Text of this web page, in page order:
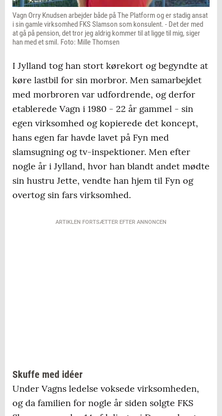
Vagn Orry Knudsen arbejder både på The Platform og er stadig ansat
i sin gamle virksomhed FKS Slamson som konsulent. - Det der med
at gå på pension, det tror jeg aldrig kommer til at ligge til mig, siger
han med et smil. Foto: Mille Thomsen
I Jylland tog han stort kørekort og begyndte at
køre lastbil for sin morbror. Men samarbejdet
med morbroren var udfordrende, og derfor
etablerede Vagn i 1980 - 22 år gammel - sin
egen virksomhed og kopierede det koncept,
hans egen far havde lavet på Fyn med
slamsugning og tv-inspektioner. Men efter
nogle år i Jylland, hvor han blandt andet mødte
sin hustru Jette, vendte han hjem til Fyn og
overtog sin fars virksomhed.
ARTIKLEN FORTSÆTTER EFTER ANNONCEN
Skuffe med idéer
Under Vagns ledelse voksede virksomheden,
og da familien for nogle år siden solgte FKS